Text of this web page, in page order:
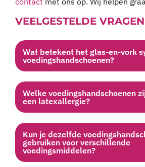
VEELGESTELDE VRAGEN
voedingsmiddelen?